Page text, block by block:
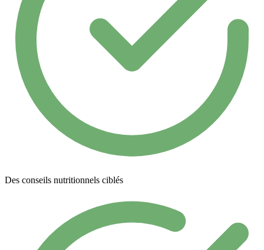
Des conseils nutritionnels ciblés